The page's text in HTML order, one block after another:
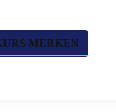
MERKEN